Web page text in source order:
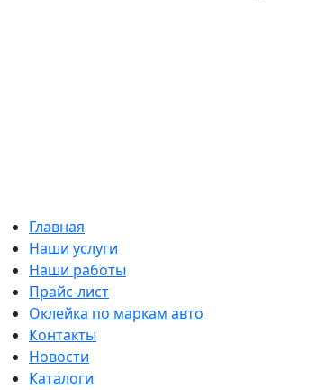
Главная
Наши услуги
Наши работы
Прайс-лист
Оклейка по маркам авто
Контакты
Новости
Каталоги